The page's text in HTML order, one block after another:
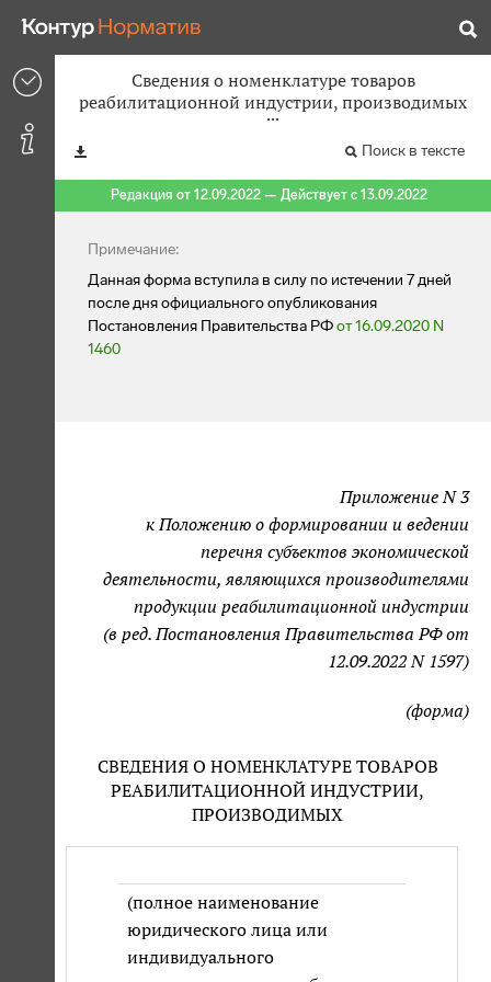
Сведения о номенклатуре товаров
реабилитационной индустрии, производимых
Поиск в тексте
Редакция от 12.09.2022 — Действует с 13.09.2022
Примечание:
Данная форма вступила в силу по истечении 7 дней
после дня официального опубликования
Постановления Правительства РФот 16.09.2020 N
1460
Приложение N 3
к Положению о формировании и ведении
перечня субъектов экономической
деятельности, являющихся производителями
продукции реабилитационной индустрии
(в ред. Постановления Правительства РФ от
12.09.2022 N 1597)
(форма)
СВЕДЕНИЯ О НОМЕНКЛАТУРЕ ТОВАРОВ
РЕАБИЛИТАЦИОННОЙ ИНДУСТРИИ,
ПРОИЗВОДИМЫХ
(полное наименование
юридического лица или
индивидуального